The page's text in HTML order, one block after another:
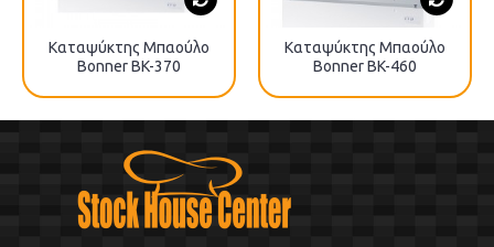
Καταψύκτης Μπαούλο
Bonner BK-370
Καταψύκτης Μπαούλο
Bonner BK-460